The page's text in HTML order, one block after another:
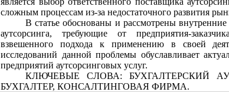
сложным процессам из-за недостаточного развития
В статье обоснованы и рассмотрены
аутсорсинга, требующие от предприятия-
взвешенного подхода к применению в своей
исследований данной проблемы обуславливает
предприятий аутсорсинговых услуг.
КЛЮЧЕВЫЕ СЛОВА: БУХГАЛТЕРСКИЙ
БУХГАЛТЕР, КОНСАЛТИНГОВАЯ ФИРМА.